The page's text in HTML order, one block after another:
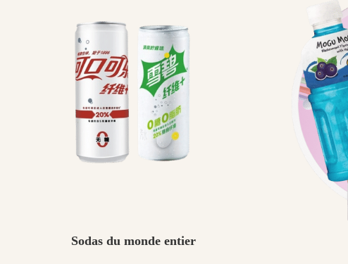
Sodas du monde entier